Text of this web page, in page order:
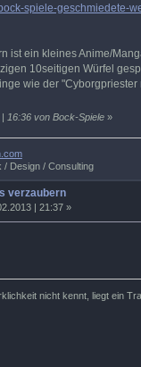
spiele-geschmiedete-
ist ein kleines Anime/
10seitigen Würfel
wie der
16:36 von Bock-Spiele»
/ Design / Consulting
verzaubern
| 21:37 »
nicht kennt, liegt ein